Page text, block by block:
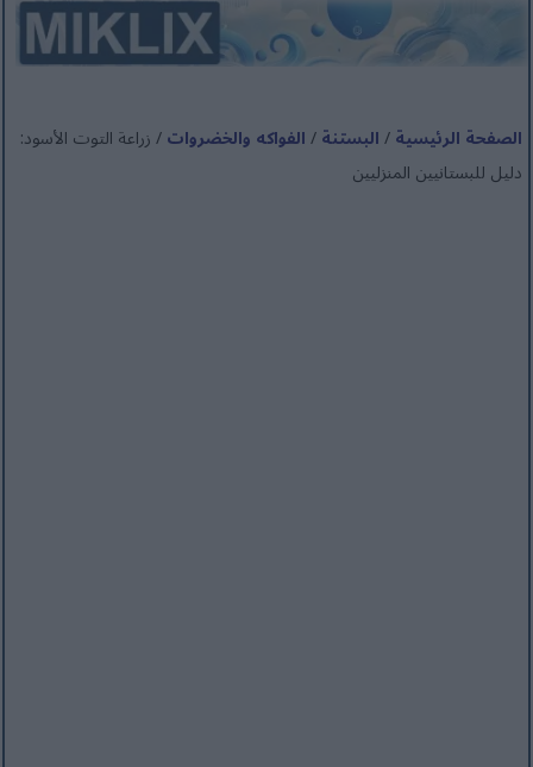
الصفحة الرئيسية/البستنة/الفواكه والخضروات/ زراعة التوت الأسود:
دليل للبستانيين المنزليين